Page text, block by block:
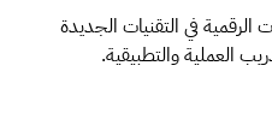
الرقمية في التقنيات الجديدة
العملية والتطبيقية.